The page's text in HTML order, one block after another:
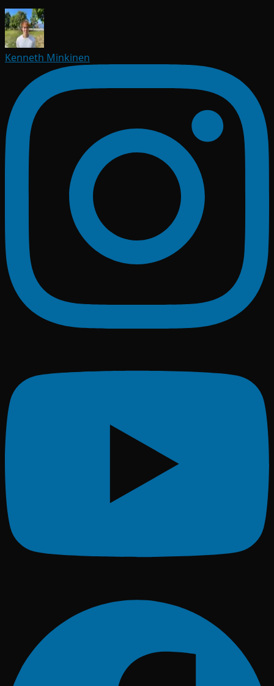
Kenneth Minkinen